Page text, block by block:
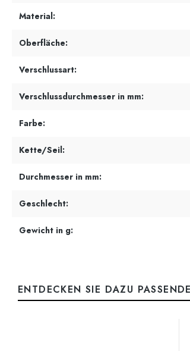
Material:
Oberfläche:
Verschlussart:
Verschlussdurchmesser in mm:
Farbe:
Kette/Seil:
Durchmesser in mm:
Geschlecht:
Gewicht in g:
ENTDECKEN SIE DAZU